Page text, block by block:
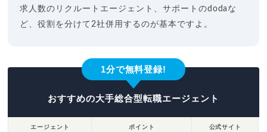
求人数のリクルートエージェント、サポートのdodaな
ど、役割を分けて2社併用するのが基本ですよ。
1分で無料登録!
おすすめの大手総合型転職エージェント
エージェント ポイント 公式サイト